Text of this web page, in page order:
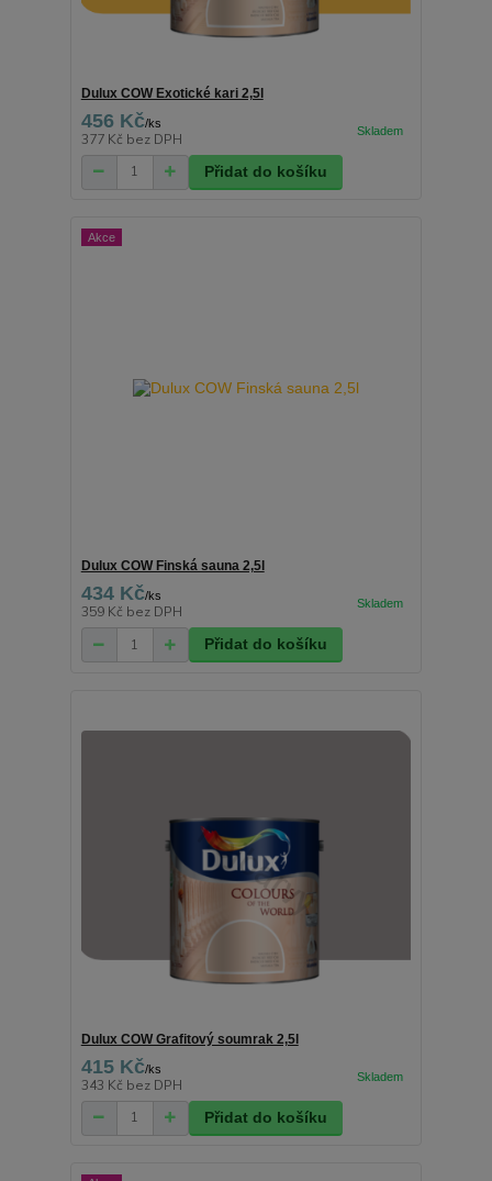
Dulux COW Exotické kari 2,5l
456 Kč/ks
377 Kč bez DPH
Přidat do košíku
Akce
Dulux COW Finská sauna 2,5l
434 Kč/ks
359 Kč bez DPH
Přidat do košíku
Dulux COW Grafitový soumrak 2,5l
415 Kč/ks
343 Kč bez DPH
Přidat do košíku